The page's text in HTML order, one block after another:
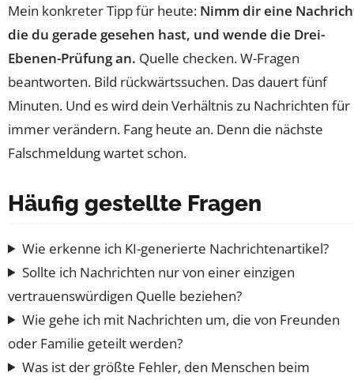
Mein konkreter Tipp für heute: Nimm dir eine
die du gerade gesehen hast, und wende die Drei-
Ebenen-Prüfung an. Quelle checken. W-Fragen
beantworten. Bild rückwärtssuchen. Das dauert fünf
Minuten. Und es wird dein Verhältnis zu Nachrichten für
immer verändern. Fang heute an. Denn die nächste
Falschmeldung wartet schon.
Häufig gestellte Fragen
Wie erkenne ich KI-generierte Nachrichtenartikel?
Sollte ich Nachrichten nur von einer einzigen
vertrauenswürdigen Quelle beziehen?
Wie gehe ich mit Nachrichten um, die von Freunden
oder Familie geteilt werden?
Was ist der größte Fehler, den Menschen beim